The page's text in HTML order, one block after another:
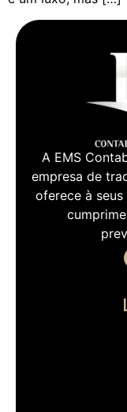
A EMS
empresa de
oferece à